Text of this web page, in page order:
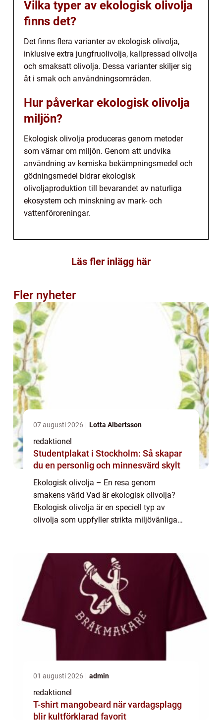
Vilka typer av ekologisk olivolja
finns det?
Det finns flera varianter av ekologisk olivolja,
inklusive extra jungfruolivolja, kallpressad olivolja
och smaksatt olivolja. Dessa varianter skiljer sig
åt i smak och användningsområden.
Hur påverkar ekologisk olivolja
miljön?
Ekologisk olivolja produceras genom metoder
som värnar om miljön. Genom att undvika
användning av kemiska bekämpningsmedel och
gödningsmedel bidrar ekologisk
olivoljaproduktion till bevarandet av naturliga
ekosystem och minskning av mark- och
vattenföroreningar.
Läs fler inlägg här
Fler nyheter
07 augusti 2026 Lotta Albertsson
redaktionel
Studentplakat i Stockholm: Så skapar
du en personlig och minnesvärd skylt
Ekologisk olivolja – En resa genom
smakens värld Vad är ekologisk olivolja?
Ekologisk olivolja är en speciell typ av
olivolja som uppfyller strikta miljövänliga
01 augusti 2026 admin
redaktionel
T-shirt mangobeard när vardagsplagg
blir kultförklarad favorit